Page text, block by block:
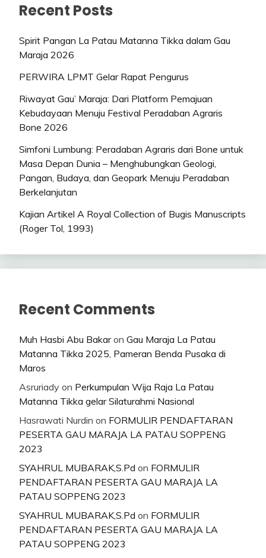
Recent Posts
Spirit Pangan La Patau Matanna Tikka dalam Gau
Maraja 2026
PERWIRA LPMT Gelar Rapat Pengurus
Riwayat Gau’ Maraja: Dari Platform Pemajuan
Kebudayaan Menuju Festival Peradaban Agraris
Bone 2026
Simfoni Lumbung: Peradaban Agraris dari Bone untuk
Masa Depan Dunia – Menghubungkan Geologi,
Pangan, Budaya, dan Geopark Menuju Peradaban
Berkelanjutan
Kajian Artikel A Royal Collection of Bugis Manuscripts
(Roger Tol, 1993)
Recent Comments
Muh Hasbi Abu Bakaron Gau Maraja La Patau
Matanna Tikka 2025, Pameran Benda Pusaka di
Maros
Asruriady on Perkumpulan Wija Raja La Patau
Matanna Tikka gelar Silaturahmi Nasional
Hasrawati Nurdin on FORMULIR PENDAFTARAN
PESERTA GAU MARAJA LA PATAU SOPPENG
2023
SYAHRUL MUBARAK,S.Pd on FORMULIR
PENDAFTARAN PESERTA GAU MARAJA LA
PATAU SOPPENG 2023
SYAHRUL MUBARAK,S.Pd on FORMULIR
PENDAFTARAN PESERTA GAU MARAJA LA
PATAU SOPPENG 2023